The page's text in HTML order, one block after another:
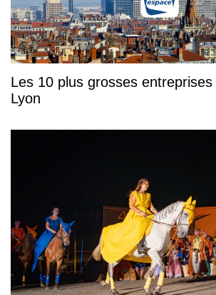
Les 10 plus grosses
Lyon